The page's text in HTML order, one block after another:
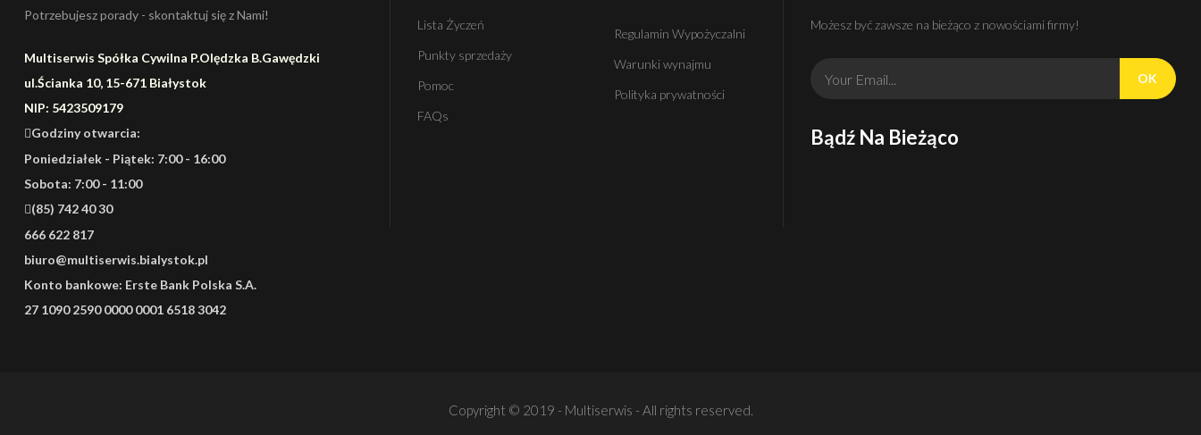
Potrzebujesz porady - skontaktuj się z Nami!
Multiserwis Spółka Cywilna P.Olędzka B.Gawędzki
ul.Ścianka 10, 15-671 Białystok
NIP: 5423509179
Godziny otwarcia:
Poniedziałek - Piątek: 7:00 - 16:00
Sobota: 7:00 - 11:00
(85) 742 40 30
666 622 817
biuro@multiserwis.bialystok.pl
Konto bankowe: Erste Bank Polska S.A.
27 1090 2590 0000 0001 6518 3042
Lista Życzeń
Punkty sprzedaży
Pomoc
FAQs
Regulamin Wypożyczalni
Warunki wynajmu
Polityka prywatności
Możesz być zawsze na bieżąco z nowościami firmy!
OK
Bądź Na Bieżąco
Copyright © 2019 - Multiserwis - All rights reserved.